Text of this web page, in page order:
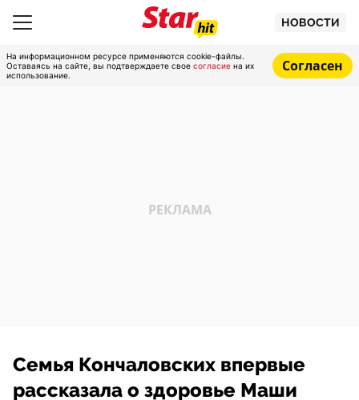
НОВОСТИ
На информационном ресурсе применяются cookie-файлы.
Оставаясь на сайте, вы подтверждаете свое согласие на их
использование.
Согласен
Семья Кончаловских впервые
рассказала о здоровье Маши